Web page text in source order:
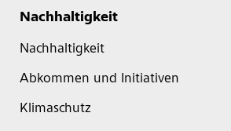
Nachhaltigkeit
Nachhaltigkeit
Abkommen und Initiativen
Klimaschutz